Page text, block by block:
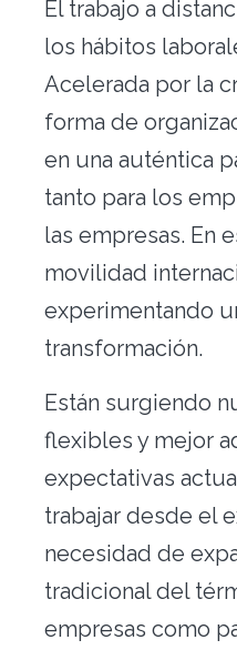
Traslado de oficinas
Conserjería
Nuestras herramientas
Alquiler vacacional
El trabajo a
los hábitos
Acelerada por la
forma de
en una auténtica
tanto para los
las empresas. En
movilidad
experimentando
transformación.
Están surgiendo
flexibles y mejor
expectativas
trabajar desde el
necesidad de
tradicional del
empresas como